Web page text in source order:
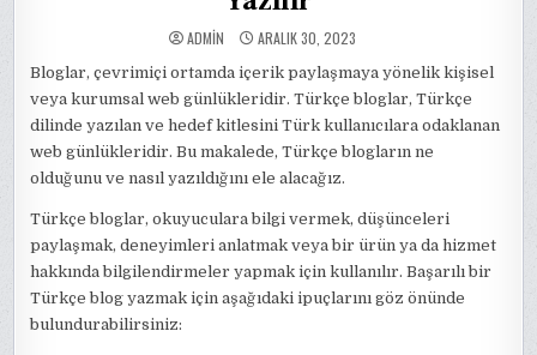
ADMIN ARALIK 30, 2023
Bloglar, çevrimiçi ortamda içerik paylaşmaya yönelik kişisel
veya kurumsal web günlükleridir. Türkçe bloglar, Türkçe
dilinde yazılan ve hedef kitlesini Türk kullanıcılara odaklanan
web günlükleridir. Bu makalede, Türkçe blogların ne
olduğunu ve nasıl yazıldığını ele alacağız.
Türkçe bloglar, okuyuculara bilgi vermek, düşünceleri
paylaşmak, deneyimleri anlatmak veya bir ürün ya da hizmet
hakkında bilgilendirmeler yapmak için kullanılır. Başarılı bir
Türkçe blog yazmak için aşağıdaki ipuçlarını göz önünde
bulundurabilirsiniz: